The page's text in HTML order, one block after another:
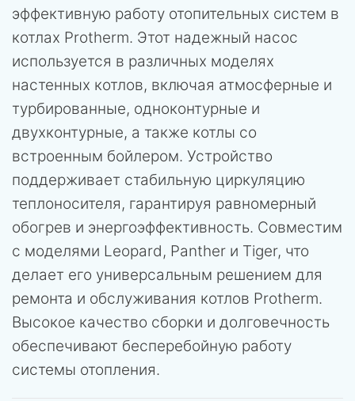
эффективную работу отопительных систем в
котлах Protherm. Этот надежный насос
используется в различных моделях
настенных котлов, включая атмосферные и
турбированные, одноконтурные и
двухконтурные, а также котлы со
встроенным бойлером. Устройство
поддерживает стабильную циркуляцию
теплоносителя, гарантируя равномерный
обогрев и энергоэффективность. Совместим
с моделями Leopard, Panther и Tiger, что
делает его универсальным решением для
ремонта и обслуживания котлов Protherm.
Высокое качество сборки и долговечность
обеспечивают бесперебойную работу
системы отопления.